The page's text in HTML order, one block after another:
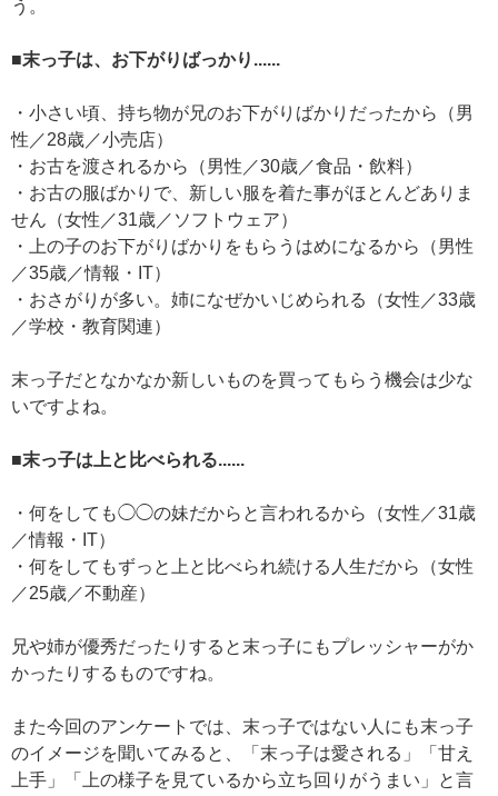
う。
■末っ子は、お下がりばっかり......
・小さい頃、持ち物が兄のお下がりばかりだったから（男
性／28歳／小売店）
・お古を渡されるから（男性／30歳／食品・飲料）
・お古の服ばかりで、新しい服を着た事がほとんどありま
せん（女性／31歳／ソフトウェア）
・上の子のお下がりばかりをもらうはめになるから（男性
／35歳／情報・IT）
・おさがりが多い。姉になぜかいじめられる（女性／33歳
／学校・教育関連）
末っ子だとなかなか新しいものを買ってもらう機会は少な
いですよね。
■末っ子は上と比べられる......
・何をしても◯◯の妹だからと言われるから（女性／31歳
／情報・IT）
・何をしてもずっと上と比べられ続ける人生だから（女性
／25歳／不動産）
兄や姉が優秀だったりすると末っ子にもプレッシャーがか
かったりするものですね。
また今回のアンケートでは、末っ子ではない人にも末っ子
のイメージを聞いてみると、「末っ子は愛される」「甘え
上手」「上の様子を見ているから立ち回りがうまい」と言